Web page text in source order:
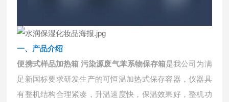
一、 产品介绍
便携式样品加热箱 污染源废气苯系物保存箱是我公司为满
足新国标要求研发生产的可恒温加热式保存容器，仪器具
有整机结构合理紧凑，升温速度快，保温效果好，整机功